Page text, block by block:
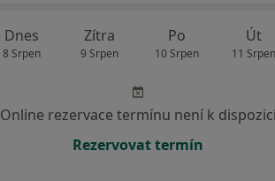
Dnes
8 Srpen
Zítra
9 Srpen
Po
10 Srpen
Út
11 Srpen
Online rezervace termínu není k dispozici
Rezervovat termín